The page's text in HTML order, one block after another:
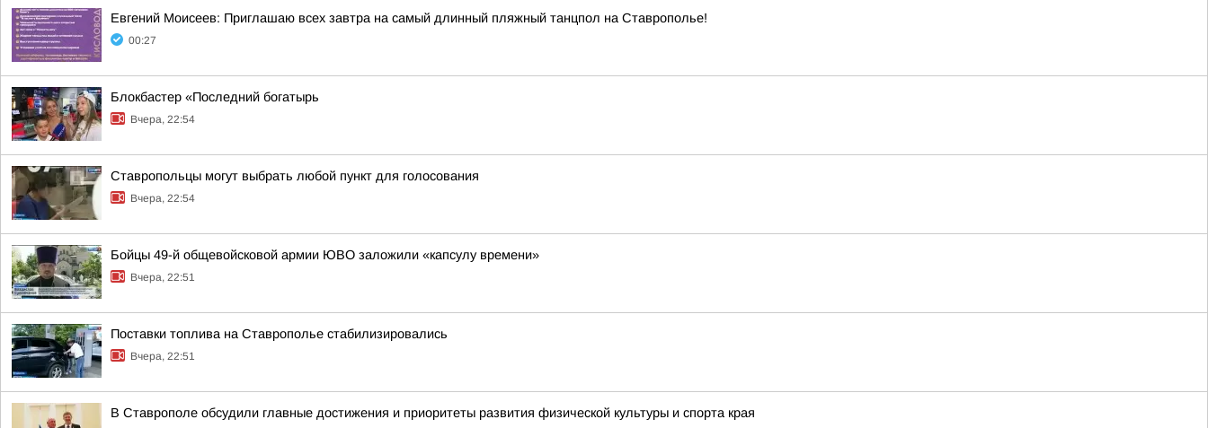
Евгений Моисеев: Приглашаю всех завтра на самый длинный пляжный танцпол на Ставрополье!
00:27
Блокбастер «Последний богатырь
Вчера, 22:54
Ставропольцы могут выбрать любой пункт для голосования
Вчера, 22:54
Бойцы 49-й общевойсковой армии ЮВО заложили «капсулу времени»
Вчера, 22:51
Поставки топлива на Ставрополье стабилизировались
Вчера, 22:51
В Ставрополе обсудили главные достижения и приоритеты развития физической культуры и спорта края